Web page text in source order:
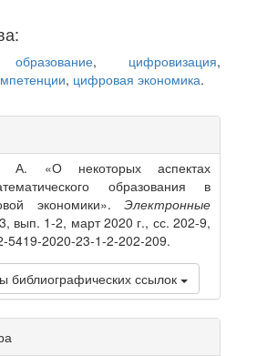
, цифровизация,
, цифровая экономика.
А. «О некоторых аспектах
образования в
экономики». Электронные
вып. 1-2, март 2020 г., сс. 202-9,
5419-2020-23-1-2-202-209.
библиографических ссылок